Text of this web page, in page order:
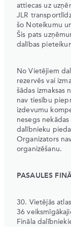
attiecas uz
JLR
šo Noteikumu
Šis pats
dalības
No Vietējiem
rezervēs vai
šādas izmaksas
nav tiesību
izdevumu
nesegs nekādas
dalībnieku
Organizators
organizēšanu.
PASAULES
30. Vietējās
36
Fināla